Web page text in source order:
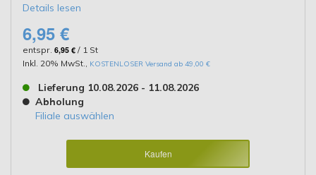
Details lesen
6,95 €
entspr. 6,95 € / 1 St
Inkl. 20% MwSt.
KOSTENLOSER Versand ab 49,00 €
Lieferung 10.08.2026 - 11.08.2026
Abholung
Filiale auswählen
Kaufen